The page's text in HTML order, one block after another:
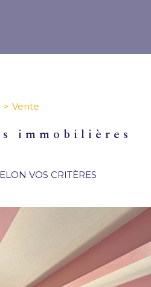
Vente
immobilières
VOS CRITÈRES